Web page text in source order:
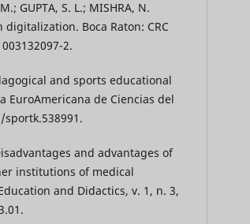
GUPTA, S. L.; MISHRA, N.
Boca Raton: CRC
2.
and sports educational
EuroAmericana de Ciencias del
sportk.538991.
and advantages of
institutions of medical
and Didactics, v. 1, n. 3,